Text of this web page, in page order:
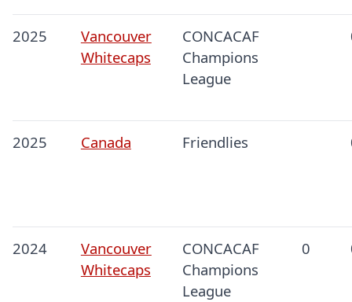
2025
Vancouver
Whitecaps
CONCACAF
Champions
League
2025 Canada Friendlies
2024
Vancouver
Whitecaps
CONCACAF
Champions
League
0